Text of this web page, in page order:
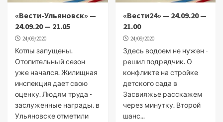
«Вести-Ульяновск» —
24.09.20 — 21.05
24/09/2020
Котлы запущены.
Отопительный сезон
уже начался. Жилищная
инспекция дает свою
оценку. Людям труда -
заслуженные награды. в
Ульяновске отметили
«Вести24» — 24.09.20 —
21.00
24/09/2020
Здесь водоем не нужен -
решил подрядчик. О
конфликте на стройке
детского сада в
Засвияжье расскажем
через минутку. Второй
шанс...